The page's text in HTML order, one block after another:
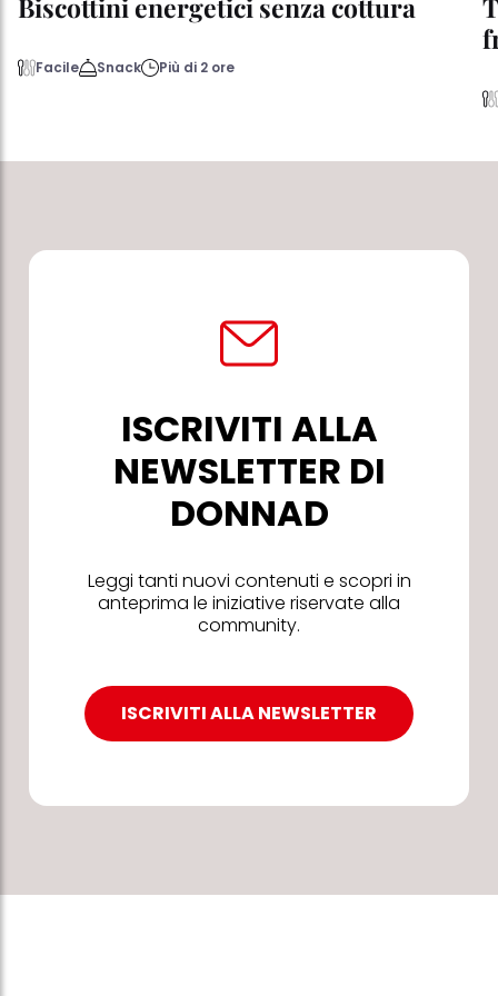
Biscottini energetici senza cottura
Facile Snack Più di 2 ore
ISCRIVITI ALLA
NEWSLETTER DI
DONNAD
Leggi tanti nuovi contenuti e scopri in
anteprima le iniziative riservate alla
community.
ISCRIVITI ALLA NEWSLETTER